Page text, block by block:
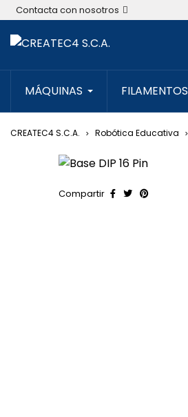
Contacta con nosotros
MÁQUINAS FILAMENTOS
CREATEC4 S.C.A. Robótica Educativa
Compartir